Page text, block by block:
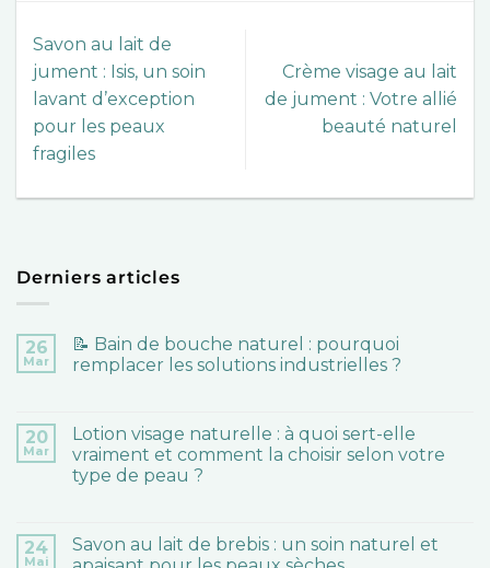
Derniers articles
26
Mar
📝 Bain de bouche naturel : pourquoi
remplacer les solutions industrielles ?
20
Mar
Lotion visage naturelle : à quoi sert-elle
vraiment et comment la choisir selon votre
type de peau ?
24
Mai
Savon au lait de brebis : un soin naturel et
Savon au lait de
jument : Isis, un soin
lavant d’exception
pour les peaux
fragiles
Crème visage au lait
de jument : Votre allié
beauté naturel